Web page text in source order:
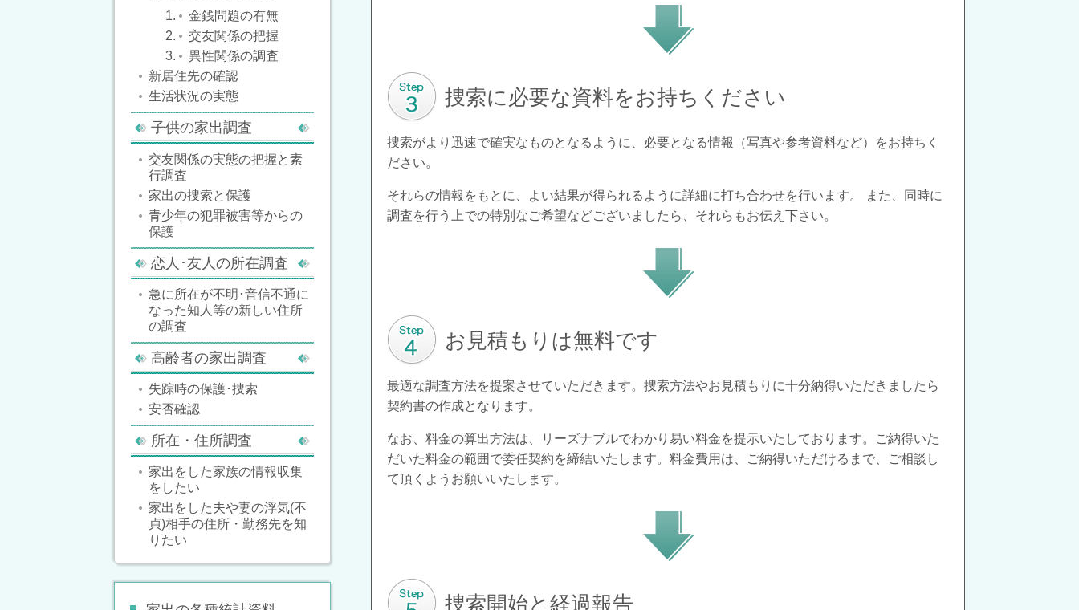
捜索に必要な資料をお持ちください
捜索がより迅速で確実なものとなるように、必要となる情報（写真や参考資料など）をお持ちく
ださい。
それらの情報をもとに、よい結果が得られるように詳細に打ち合わせを行います。 また、同時に
調査を行う上での特別なご希望などございましたら、それらもお伝え下さい。
お見積もりは無料です
最適な調査方法を提案させていただきます。捜索方法やお見積もりに十分納得いただきましたら
契約書の作成となります。
なお、料金の算出方法は、リーズナブルでわかり易い料金を提示いたしております。ご納得いた
だいた料金の範囲で委任契約を締結いたします。料金費用は、ご納得いただけるまで、ご相談し
て頂くようお願いいたします。
捜索開始と経過報告
金銭問題の有無
交友関係の把握
異性関係の調査
新居住先の確認
生活状況の実態
子供の家出調査
交友関係の実態の把握と素
行調査
家出の捜索と保護
青少年の犯罪被害等からの
保護
恋人･友人の所在調査
急に所在が不明･音信不通に
なった知人等の新しい住所
の調査
高齢者の家出調査
失踪時の保護･捜索
安否確認
所在・住所調査
家出をした家族の情報収集
をしたい
家出をした夫や妻の浮気(不
貞)相手の住所・勤務先を知
りたい